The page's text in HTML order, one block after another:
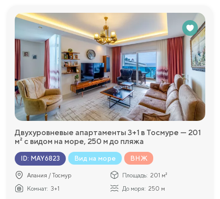
Двухуровневые апартаменты 3+1 в Тосмуре — 201
м² с видом на море, 250 м до пляжа
ID: MAY6823 Вид на море ВНЖ
Алания / Тосмур Площадь: 201 м²
Комнат: 3+1 До моря: 250 м